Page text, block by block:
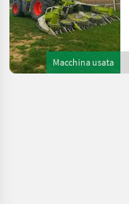
Macchina usata